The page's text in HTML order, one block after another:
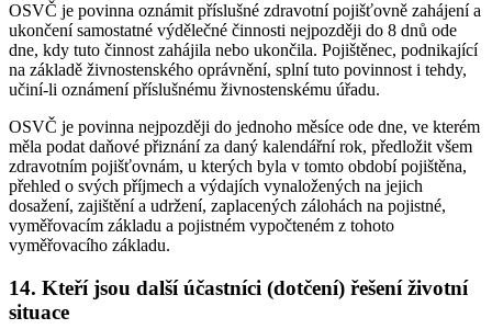
OSVČ je povinna oznámit příslušné zdravotní pojišťovně zahájení a
ukončení samostatné výdělečné činnosti nejpozději do 8 dnů ode
dne, kdy tuto činnost zahájila nebo ukončila. Pojištěnec, podnikající
na základě živnostenského oprávnění, splní tuto povinnost i tehdy,
učiní-li oznámení příslušnému živnostenskému úřadu.
OSVČ je povinna nejpozději do jednoho měsíce ode dne, ve kterém
měla podat daňové přiznání za daný kalendářní rok, předložit všem
zdravotním pojišťovnám, u kterých byla v tomto období pojištěna,
přehled o svých příjmech a výdajích vynaložených na jejich
dosažení, zajištění a udržení, zaplacených zálohách na pojistné,
vyměřovacím základu a pojistném vypočteném z tohoto
vyměřovacího základu.
14. Kteří jsou další účastníci (dotčení) řešení životní
situace